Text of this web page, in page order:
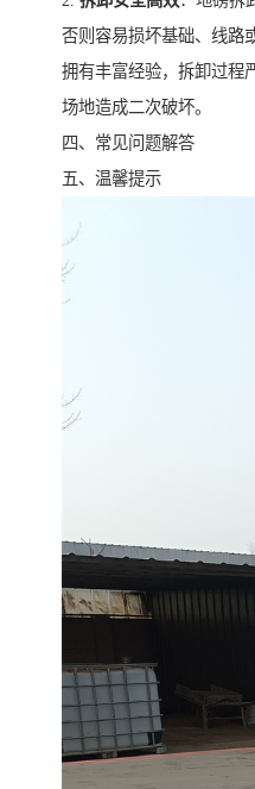
否则容易损坏基础、线路
拥有丰富经验，拆卸过程
场地造成二次破坏。
四、常见问题解答
五、温馨提示